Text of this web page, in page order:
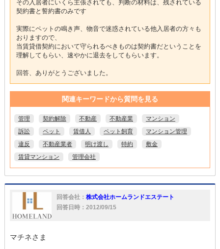
その入居者にいくら主張されても、判断の材料は、残されている
契約書と誓約書のみです
実際にペットの鳴き声、物音で迷惑されている他入居者の方々も
おりますので、
当賃貸借契約において守られるべきものは契約書だということを
理解してもらい、速やかに退去をしてもらいます。
回答、ありがとうございました。
関連キーワードから質問を見る
管理 契約解除 不動産 不動産業
マンション
訴訟
ペット 賃借人 ペット飼育
マンション管理
違反
不動産業者 明け渡し 特約
敷金
賃貸マンション
管理会社
回答会社： 株式会社ホームランドエステート
回答日時：2012/09/15
マチネさま